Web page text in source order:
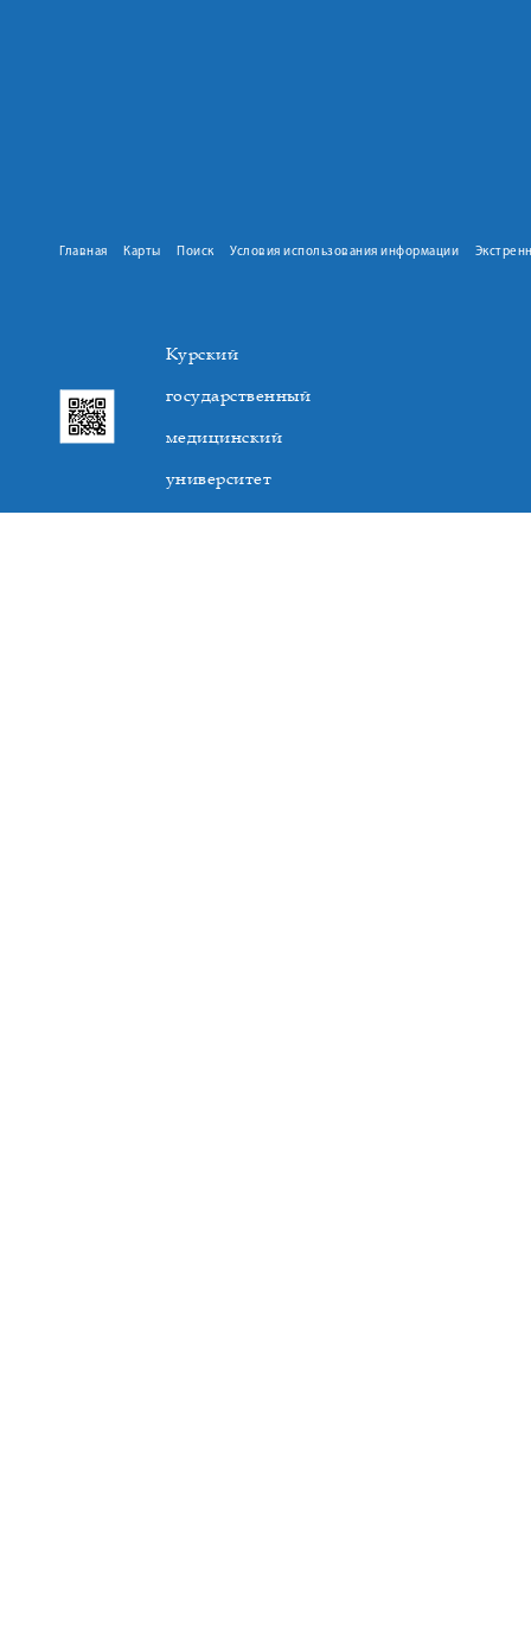
Главная Карты Поиск Условия использования информации
Курский
государственный
медицинский
университет